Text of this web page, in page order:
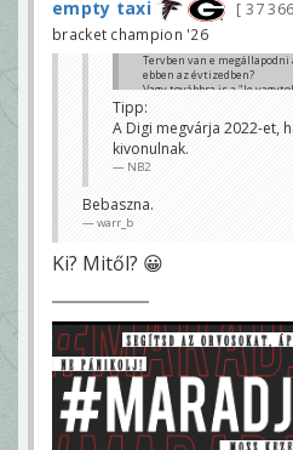
empty taxi 37 366
bracket champion '26
Tervben van e
ebben az évtizedben?
Vagy továbbra is a "le
fázisban van a dolog?
Én megnézem streamen de
aki esetleg szeretné
Az ígéretekkel már kitörölték
kellene némi konkrétum is.
Tipp:
A Digi megvárja 2022-et,
kivonulnak.
NB2
Bebaszna.
warr_b
Ki? Mitől? 😀